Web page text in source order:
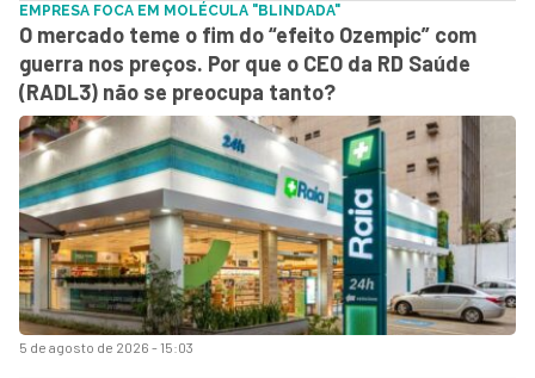
5 de agosto de 2026 - 15:03
EMPRESA FOCA EM MOLÉCULA "BLINDADA"
O mercado teme o fim do “efeito Ozempic” com
guerra nos preços. Por que o CEO da RD Saúde
(RADL3) não se preocupa tanto?